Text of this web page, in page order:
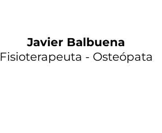
Javier Balbuena
Fisioterapeuta - Osteópata